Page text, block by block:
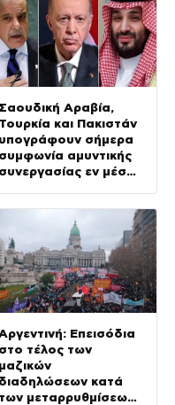
Σαουδική Αραβία,
Τουρκία και Πακιστάν
υπογράφουν σήμερα
συμφωνία αμυντικής
συνεργασίας εν μέσω
Επεισόδια
στο τέλος των
μαζικών
διαδηλώσεων κατά
των μεταρρυθμίσεων